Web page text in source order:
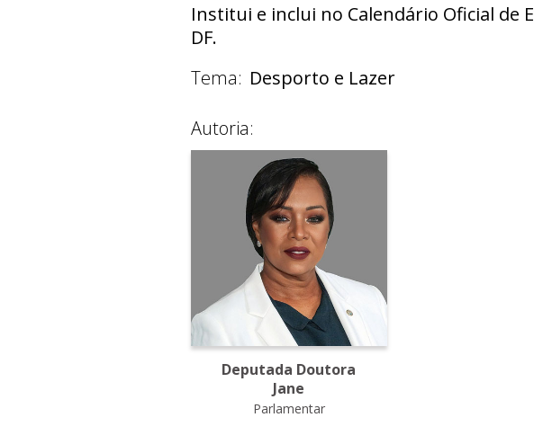
Institui e inclui no Calendário Oficial de
DF.
Tema: Desporto e Lazer
Autoria:
Deputada Doutora
Jane
Parlamentar